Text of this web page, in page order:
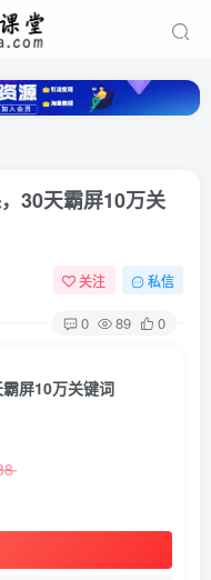
30天霸屏10万关
关注 私信
0 89 0
屏10万关键词